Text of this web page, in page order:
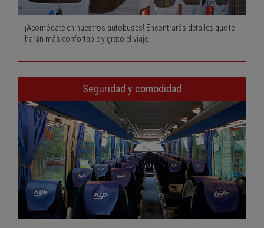
¡Acomódate en nuestros autobuses! Encontrarás detalles que te
harán más confortable y grato el viaje.
Seguridad y comodidad